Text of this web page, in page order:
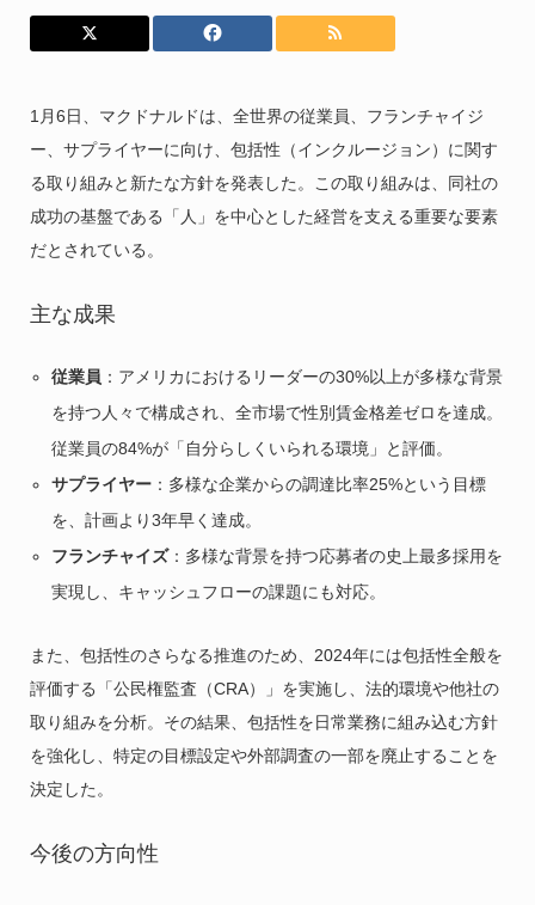
1月6日、マクドナルドは、全世界の従業員、フランチャイジ
ー、サプライヤーに向け、包括性（インクルージョン）に関す
る取り組みと新たな方針を発表した。この取り組みは、同社の
成功の基盤である「人」を中心とした経営を支える重要な要素
だとされている。
主な成果
従業員 ：アメリカにおけるリーダーの30%以上が多様な背景
を持つ人々で構成され、全市場で性別賃金格差ゼロを達成。
従業員の84%が「自分らしくいられる環境」と評価。
サプライヤー ：多様な企業からの調達比率25%という目標
を、計画より3年早く達成。
フランチャイズ：多様な背景を持つ応募者の史上最多採用を
実現し、キャッシュフローの課題にも対応。
また、包括性のさらなる推進のため、2024年には包括性全般を
評価する「公民権監査（CRA）」を実施し、法的環境や他社の
取り組みを分析。その結果、包括性を日常業務に組み込む方針
を強化し、特定の目標設定や外部調査の一部を廃止することを
決定した。
今後の方向性